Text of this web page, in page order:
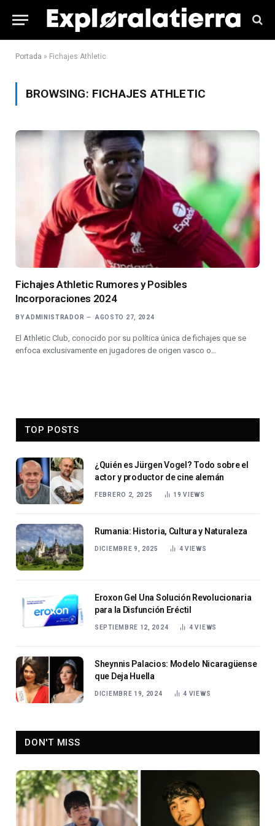
Portada » Fichajes Athletic
BROWSING: FICHAJES ATHLETIC
Fichajes Athletic Rumores y Posibles
Incorporaciones 2024
BY ADMINISTRADOR AGOSTO 27, 2024
El Athletic Club, conocido por su política única de fichajes que se
enfoca exclusivamente en jugadores de origen vasco o…
TOP POSTS
¿Quién es Jürgen Vogel? Todo sobre el
actor y productor de cine alemán
FEBRERO 2, 2025 19VIEWS
Rumania: Historia, Cultura y Naturaleza
DICIEMBRE 9, 2025 4VIEWS
Eroxon Gel Una Solución Revolucionaria
para la Disfunción Eréctil
SEPTIEMBRE 12, 2024 4VIEWS
Sheynnis Palacios: Modelo Nicaragüense
que Deja Huella
DICIEMBRE 19, 2024 4 VIEWS
DON'T MISS